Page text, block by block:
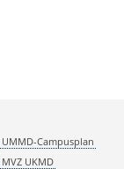
UMMD-Campusplan
MVZ UKMD